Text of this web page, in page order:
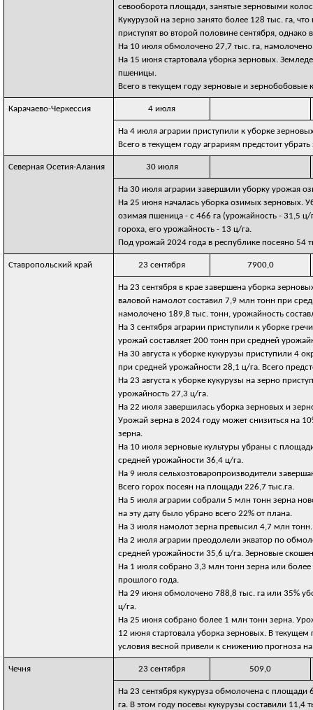
севооборота площади, занятые зерновыми
Кукурузой на зерно занято более 128 тыс. га,
приступят во второй половине сентября,
На 10 июля обмолочено 27,7 тыс. га,
На 15 июня стартовала уборка зерновых.
пшеницы.
Всего в текущем году зерновые и зернобобовые
Карачаево-Черкессия 4 июля
На 4 июля аграрии приступили к уборке
Всего в текущем году аграриям предстоит
Северная Осетия-Алания 30 июля
На 30 июля аграрии завершили уборку урожая
На 25 июня началась уборка озимых зерновых.
озимая пшеница - с 466 га (урожайность - 31,5
гороха, его урожайность - 13 ц/га.
Под урожай 2024 года в республике посеяно 54
Ставропольский край 23 сентября 7900,0
На 23 сентября в крае завершена уборка
валовой намолот составил 7,9 млн тонн при
намолочено 189,8 тыс. тонн, урожайность
На 3 сентября аграрии приступили к уборке
урожай составляет 200 тонн при средней
На 30 августа к уборке кукурузы приступили 4
при средней урожайности 28,1 ц/га. Всего
На 23 августа к уборке кукурузы на зерно
урожайность 27,3 ц/га.
На 22 июля завершилась уборка зерновых и
Урожай зерна в 2024 году может снизиться на
зерна.
На 10 июля зерновые культуры убраны с
средней урожайности 36,4 ц/га.
На 9 июля сельхозтоваропроизводители
Всего горох посеян на площади 226,7 тыс.га.
На 5 июля аграрии собрали 5 млн тонн зерна
на эту дату было убрано всего 22% от плана.
На 3 июля намолот зерна превысил 4,7 млн тонн.
На 2 июля аграрии преодолели экватор по
средней урожайности 35,6 ц/га. Зерновые
На 1 июля собрано 3,3 млн тонн зерна или более
прошлого года.
На 29 июня обмолочено 788,8 тыс. га или 35%
ц/га.
На 25 июня собрано более 1 млн тонн зерна.
12 июня стартовала уборка зерновых. В
условия весной привели к снижению прогноза
Чечня 23 сентября 509,0
На 23 сентября кукуруза обмолочена с
га. В этом году посевы кукурузы составили 11,4